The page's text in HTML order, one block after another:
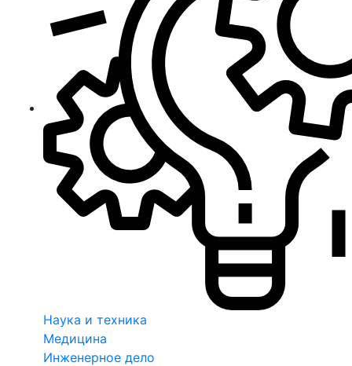
Наука и техника
Медицина
Инженерное дело